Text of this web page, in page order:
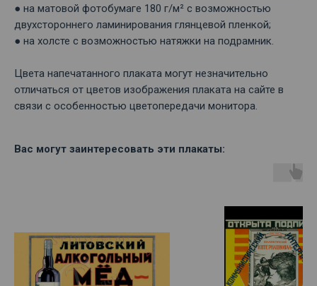
● на матовой фотобумаге 180 г/м² с возможностью
двухстороннего ламинирования глянцевой пленкой;
● на холсте с возможностью натяжки на подрамник.
Цвета напечатанного плаката могут незначительно
отличаться от цветов изображения плаката на сайте в
связи с особенностью цветопередачи монитора.
Вас могут заинтересовать эти плакаты: